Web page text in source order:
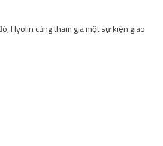
Hyolin cũng tham gia một sự kiện giao